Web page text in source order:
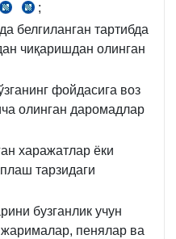
б.
СК
297-
м.
қ.
11-
СК
463-
м.
қ.
;
белгиланган тартибда
чиқаришдан олинган
фойдасига воз
олинган даромадлар
харажатлар ёки
тарзидаги
бузганлик учун
пенялар ва